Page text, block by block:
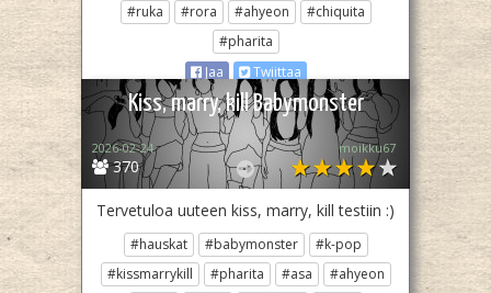
#ruka
#rora #ahyeon
#chiquita
#pharita
Jaa
Twiittaa
Kiss, marry, kill Babymonster
370
2026-02-24 moikku67
Tervetuloa uuteen kiss, marry, kill testiin :)
#hauskat #babymonster
#k-pop
#kissmarrykill
#pharita #asa
#ahyeon